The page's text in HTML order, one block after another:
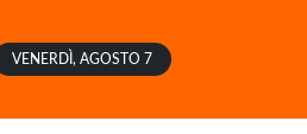
VENERDÌ, AGOSTO 7